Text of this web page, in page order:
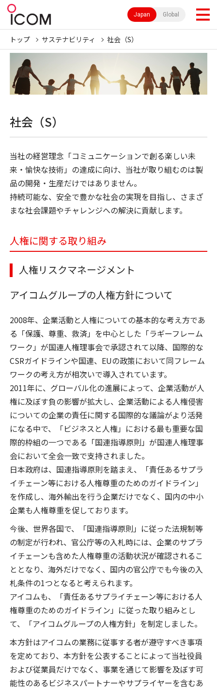
Japan Global
トップ サステナビリティ 社会（S）
社会（S）
当社の経営理念「コミュニケーションで創る楽しい未
来・愉快な技術」の達成に向け、当社が取り組むのは製
品の開発・生産だけではありません。
持続可能な、安全で豊かな社会の実現を目指し、さまざ
まな社会課題やチャレンジへの解決に貢献します。
人権に関する取り組み
人権リスクマネージメント
アイコムグループの人権方針について
2008年、企業活動と人権についての基本的な考え方であ
る「保護、尊重、救済」を中心とした「ラギーフレーム
ワーク」が国連人権理事会で承認されて以降、国際的な
CSRガイドラインや国連、EUの政策において同フレーム
ワークの考え方が相次いで導入されています。
2011年に、グローバル化の進展によって、企業活動が人
権に及ぼす負の影響が拡大し、企業活動による人権侵害
についての企業の責任に関する国際的な議論がより活発
になる中で、「ビジネスと人権」における最も重要な国
際的枠組の一つである「国連指導原則」が国連人権理事
会において全会一致で支持されました。
日本政府は、国連指導原則を踏まえ、「責任あるサプラ
イチェーン等における人権尊重のためのガイドライン」
を作成し、海外輸出を行う企業だけでなく、国内の中小
企業も人権尊重を促しております。
今後、世界各国で、「国連指導原則」に従った法規制等
の制定が行われ、官公庁等の入札時には、企業のサプラ
イチェーンも含めた人権尊重の活動状況が確認されるこ
ととなり、海外だけでなく、国内の官公庁でも今後の入
札条件の1つとなると考えられます。
アイコムも、「責任あるサプライチェーン等における人
権尊重のためのガイドライン」に従った取り組みとし
て、「アイコムグループの人権方針」を制定しました。
本方針はアイコムの業務に従事する者が遵守すべき事項
を定めており、本方針を公表することによって当社役員
および従業員だけでなく、事業を通じて影響を及ぼす可
能性のあるビジネスパートナーやサプライヤーを含むあ